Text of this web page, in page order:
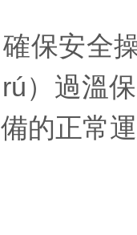
安全操
）過溫
的正常